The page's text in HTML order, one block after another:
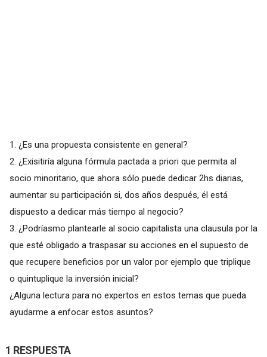
1. ¿Es una propuesta consistente en general?
2. ¿Exisitiría alguna fórmula pactada a priori que permita al
socio minoritario, que ahora sólo puede dedicar 2hs diarias,
aumentar su participación si, dos años después, él está
dispuesto a dedicar más tiempo al negocio?
3. ¿Podríasmo plantearle al socio capitalista una clausula por la
que esté obligado a traspasar su acciones en el supuesto de
que recupere beneficios por un valor por ejemplo que triplique
o quintuplique la inversión inicial?
¿Alguna lectura para no expertos en estos temas que pueda
ayudarme a enfocar estos asuntos?
1 RESPUESTA